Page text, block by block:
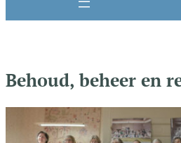
Behoud, beheer en